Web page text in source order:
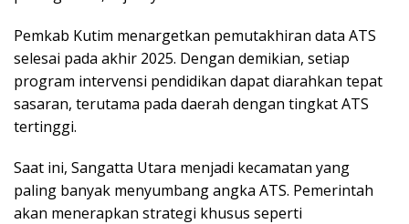
Pemkab Kutim menargetkan pemutakhiran data ATS
selesai pada akhir 2025. Dengan demikian, setiap
program intervensi pendidikan dapat diarahkan tepat
sasaran, terutama pada daerah dengan tingkat ATS
tertinggi.
Saat ini, Sangatta Utara menjadi kecamatan yang
paling banyak menyumbang angka ATS. Pemerintah
akan menerapkan strategi khusus seperti